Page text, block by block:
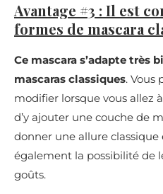
Avantage #3 : Il est
formes de mascara
Ce mascara s’adapte très
mascaras classiques. Vous
modifier lorsque vous allez
d’y ajouter une couche de
donner une allure classique
également la possibilité de
goûts.